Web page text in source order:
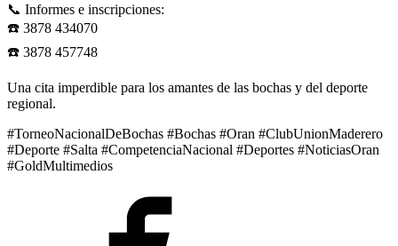
📞 Informes e inscripciones:
☎️ 3878 434070
☎️ 3878 457748
Una cita imperdible para los amantes de las bochas y del deporte
regional.
#TorneoNacionalDeBochas #Bochas #Oran #ClubUnionMaderero
#Deporte #Salta #CompetenciaNacional #Deportes #NoticiasOran
#GoldMultimedios